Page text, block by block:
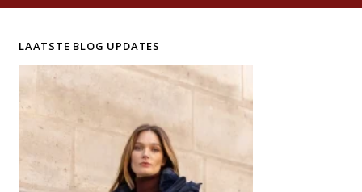
LAATSTE BLOG UPDATES